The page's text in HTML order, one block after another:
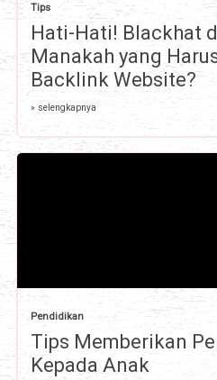
Tips
Hati-Hati! Blackhat
Manakah yang
Backlink Website?
» selengkapnya
Pendidikan
Tips Memberikan
Kepada Anak